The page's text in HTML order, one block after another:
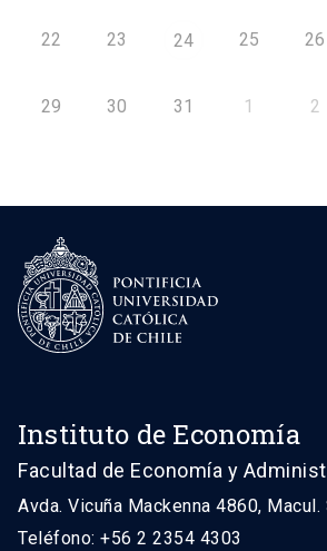
22 23 24 25 26
29 30 31 1 2
Instituto de Economía
Facultad de Economía y
Avda. Vicuña Mackenna 4860,
Teléfono: +56 2 2354 4303